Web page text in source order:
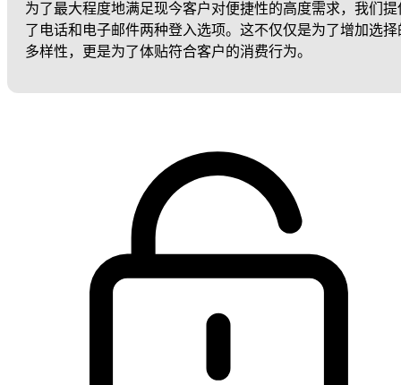
为了最大程度地满足现今客户对便捷性的高度需求，我们提
了电话和电子邮件两种登入选项。这不仅仅是为了增加选择
多样性，更是为了体贴符合客户的消费行为。